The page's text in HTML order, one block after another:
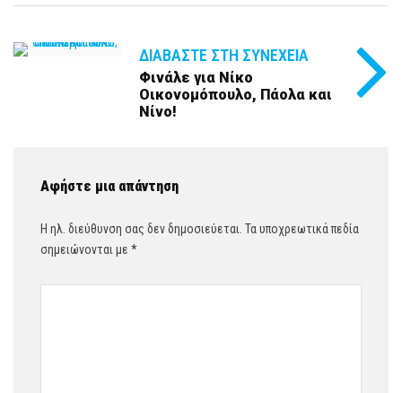
ΔΙΑΒΆΣΤΕ ΣΤΗ ΣΥΝΈΧΕΙΑ
Φινάλε για Νίκο
Οικονομόπουλο, Πάολα και
Νίνο!
Αφήστε μια απάντηση
Η ηλ. διεύθυνση σας δεν δημοσιεύεται. Τα υποχρεωτικά πεδία
σημειώνονται με *